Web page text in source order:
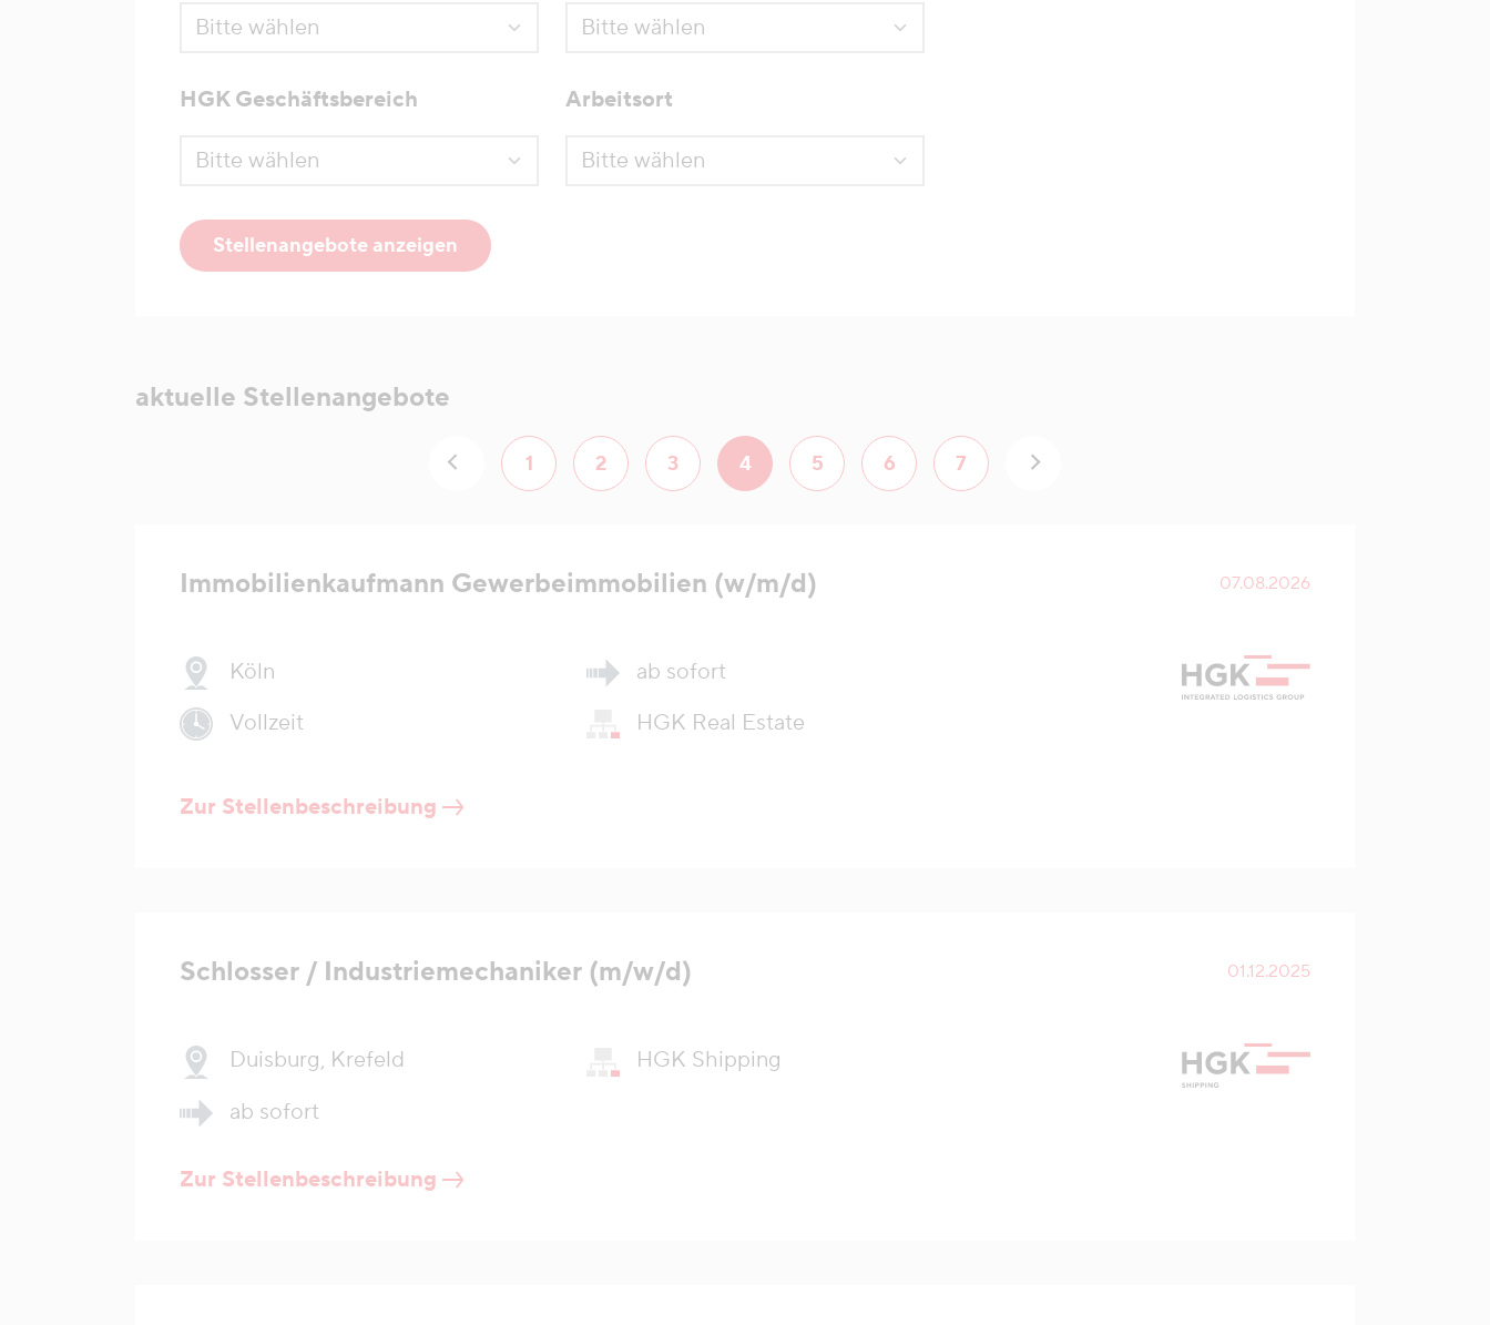
HGK Geschäftsbereich Arbeitsort
Stellenangebote anzeigen
aktuelle Stellenangebote
1 2 3 4 5 6 7
Immobilienkaufmann Gewerbeimmobilien (w/m/d) 07.08.2026
Köln
Vollzeit
ab sofort
HGK Real Estate
Zur Stellenbeschreibung
Schlosser / Industriemechaniker (m/w/d) 01.12.2025
Duisburg, Krefeld
ab sofort
HGK Shipping
Zur Stellenbeschreibung